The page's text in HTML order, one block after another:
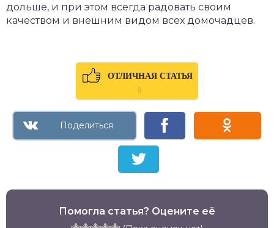
дольше, и при этом всегда радовать своим
качеством и внешним видом всех домочадцев.
ОТЛИЧНАЯ СТАТЬЯ
0
Помогла статья? Оцените её